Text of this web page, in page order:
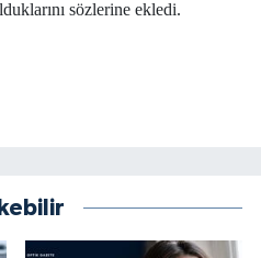
sözlerine ekledi.